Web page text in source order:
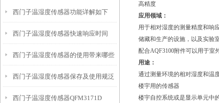
西门子温湿度传感器功能详解如下
西门子温湿度传感器快速响应时间
西门子温湿度传感器的使用带来哪些
益处
西门子温湿度传感器保存及使用规泛
西门子温湿度传感器QFM3171D
高精度
应用领域：
用于相对湿度的测量精度和响
储藏和生产的设施，以及实验
配合AQF3100附件可以用于室
用途：
通过测量环境的相对湿度和温
楼宇用的传感器
楼宇自控系统或是显示单元中